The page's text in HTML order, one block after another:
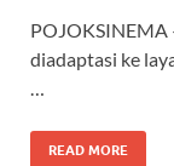
POJOKSINEMA
diadaptasi ke
…
READ MORE